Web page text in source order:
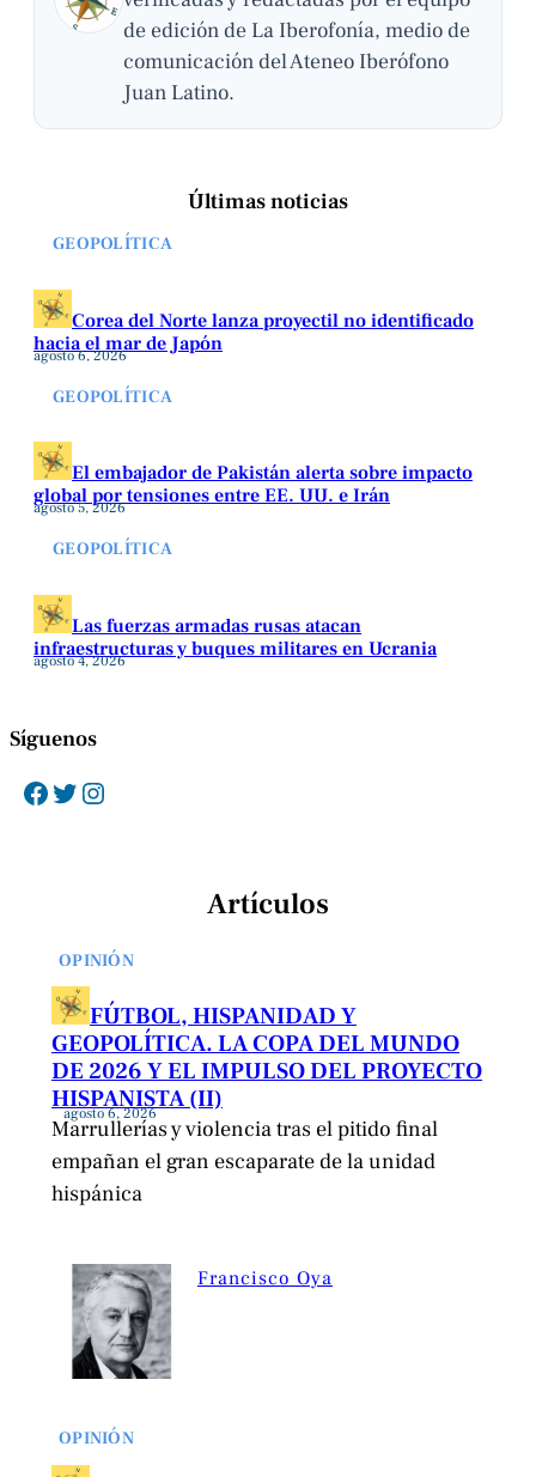
de edición de La Iberofonía, medio de
comunicación del Ateneo Iberófono
Juan Latino.
Últimas noticias
GEOPOLÍTICA
Corea del Norte lanza proyectil no identificado
hacia el mar de Japón
agosto 6, 2026
GEOPOLÍTICA
El embajador de Pakistán alerta sobre impacto
global por tensiones entre EE. UU. e Irán
agosto 5, 2026
GEOPOLÍTICA
Las fuerzas armadas rusas atacan
infraestructuras y buques militares en Ucrania
agosto 4, 2026
Síguenos
Facebook Twitter Instagram
Artículos
OPINIÓN
FÚTBOL, HISPANIDAD Y
GEOPOLÍTICA. LA COPA DEL MUNDO
DE 2026 Y EL IMPULSO DEL PROYECTO
HISPANISTA (II)
agosto 6, 2026
Marrullerías y violencia tras el pitido final
empañan el gran escaparate de la unidad
hispánica
Francisco Oya
OPINIÓN